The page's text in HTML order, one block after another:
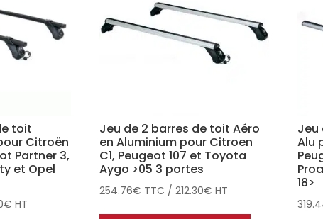
toit
Citroën
Partner 3,
et Opel
€ HT
Jeu de 2 barres de toit Aéro
en Aluminium pour Citroen
C1, Peugeot 107 et Toyota
Aygo >05 3 portes
254.76€ TTC /212.30€ HT
Jeu
Alu
18>